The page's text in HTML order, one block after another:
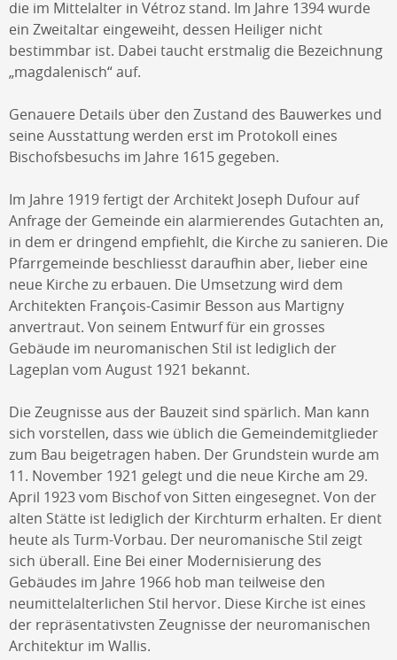
die im Mittelalter in Vétroz stand. Im Jahre 1394 wurde
ein Zweitaltar eingeweiht, dessen Heiliger nicht
bestimmbar ist. Dabei taucht erstmalig die Bezeichnung
„magdalenisch“ auf.
Genauere Details über den Zustand des Bauwerkes und
seine Ausstattung werden erst im Protokoll eines
Bischofsbesuchs im Jahre 1615 gegeben.
Im Jahre 1919 fertigt der Architekt Joseph Dufour auf
Anfrage der Gemeinde ein alarmierendes Gutachten an,
in dem er dringend empfiehlt, die Kirche zu sanieren. Die
Pfarrgemeinde beschliesst daraufhin aber, lieber eine
neue Kirche zu erbauen. Die Umsetzung wird dem
Architekten François-Casimir Besson aus Martigny
anvertraut. Von seinem Entwurf für ein grosses
Gebäude im neuromanischen Stil ist lediglich der
Lageplan vom August 1921 bekannt.
Die Zeugnisse aus der Bauzeit sind spärlich. Man kann
sich vorstellen, dass wie üblich die Gemeindemitglieder
zum Bau beigetragen haben. Der Grundstein wurde am
11. November 1921 gelegt und die neue Kirche am 29.
April 1923 vom Bischof von Sitten eingesegnet. Von der
alten Stätte ist lediglich der Kirchturm erhalten. Er dient
heute als Turm-Vorbau. Der neuromanische Stil zeigt
sich überall. Eine Bei einer Modernisierung des
Gebäudes im Jahre 1966 hob man teilweise den
neumittelalterlichen Stil hervor. Diese Kirche ist eines
der repräsentativsten Zeugnisse der neuromanischen
Architektur im Wallis.